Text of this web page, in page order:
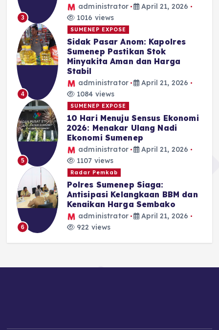
3
administrator
April 21, 2026
1016 views
4
SUMENEP EXPOSE
Sidak Pasar Anom: Kapolres
Sumenep Pastikan Stok
Minyakita Aman dan Harga
Stabil
administrator
April 21, 2026
1084 views
5
SUMENEP EXPOSE
10 Hari Menuju Sensus Ekonomi
2026: Menakar Ulang Nadi
Ekonomi Sumenep
administrator
April 21, 2026
1107 views
6
Radar Pemkab
Polres Sumenep Siaga:
Antisipasi Kelangkaan BBM dan
Kenaikan Harga Sembako
administrator
April 21, 2026
922 views